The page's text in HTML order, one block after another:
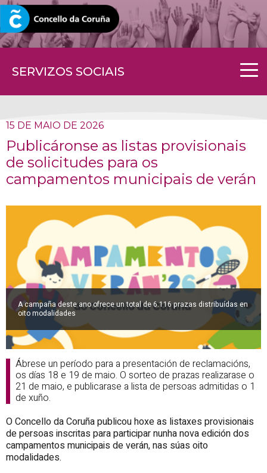
SERVIZOS SOCIAIS
CORUNA.GAL
15 DE MAIO DE 2026
Publicáronse as listas provisionais
de solicitudes para os
campamentos municipais de verán
A campaña deste ano ofrece un total de 6.116 prazas distribuídas en
oito modalidades
Ábrese un período para a presentación de reclamacións,
os días 18 e 19 de maio. O sorteo de prazas realizarase o
21 de maio, e publicarase a lista de persoas admitidas o 1
de xuño.
O Concello da Coruña publicou hoxe as listaxes provisionais
de persoas inscritas para participar nunha nova edición dos
campamentos municipais de verán, nas súas oito
modalidades.